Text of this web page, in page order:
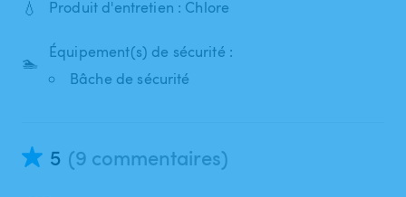
💧 Produit d'entretien : Chlore
🏊
Équipement(s) de sécurité :
Bâche de sécurité
5 (9 commentaires)